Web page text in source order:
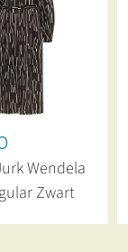
Wendela
Zwart